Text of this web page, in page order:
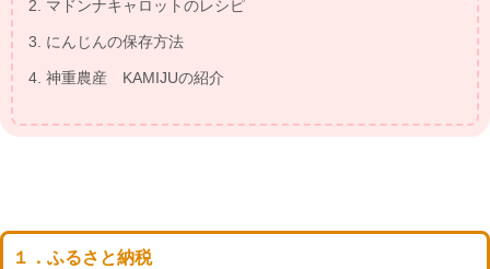
2. マドンナキャロットのレシピ
3. にんじんの保存方法
4. 神重農産 KAMIJUの紹介
１．ふるさと納税